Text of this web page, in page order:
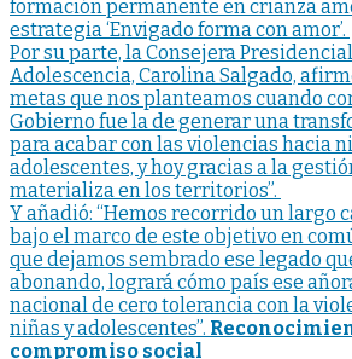
formación permanente en crianza
estrategia ‘Envigado forma con amor’.
Por su parte, la Consejera
Adolescencia, Carolina Salgado,
metas que nos planteamos cuando
Gobierno fue la de generar una
para acabar con las violencias hacia
adolescentes, y hoy gracias a la
materializa en los territorios”.
Y añadió: “Hemos recorrido un largo
bajo el marco de este objetivo en
que dejamos sembrado ese legado
abonando, logrará cómo país ese
nacional de cero tolerancia con la
niñas y adolescentes”.
compromiso social